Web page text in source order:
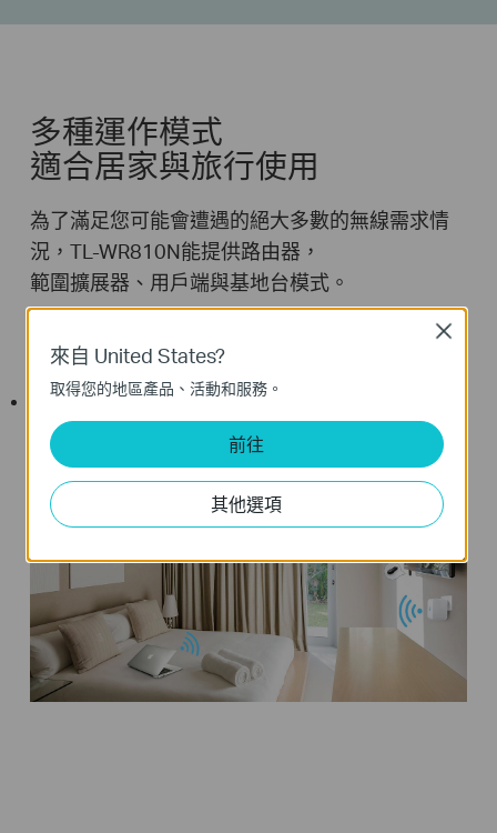
多種運作模式
適合居家與旅行使用
為了滿足您可能會遭遇的絕大多數的無線需求情
況，TL-WR810N能提供路由器，
範圍擴展器、用戶端與基地台模式。
在路上
路由器模式
立即創建一個私人無線網路並分享網際網路存取
給多個Wi-Fi設備。適合在大多數旅館使用。
來自 United States?
取得您的地區產品、活動和服務。
前往
其他選項
Close